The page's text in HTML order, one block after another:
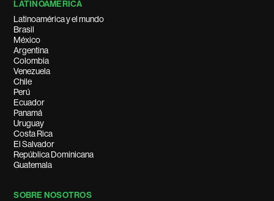
LATINOAMÉRICA
Latinoamérica y el mundo
Brasil
México
Argentina
Colombia
Venezuela
Chile
Perú
Ecuador
Panamá
Uruguay
Costa Rica
El Salvador
República Dominicana
Guatemala
SOBRE NOSOTROS